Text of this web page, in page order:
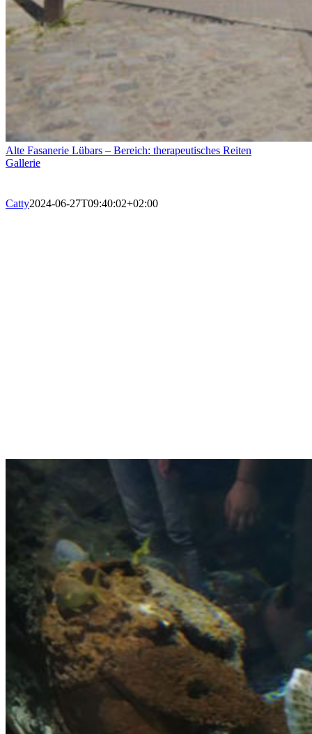
Alte Fasanerie Lübars – Bereich: therapeutisches Reiten
Gallerie
Catty2024-06-27T09:40:02+02:00